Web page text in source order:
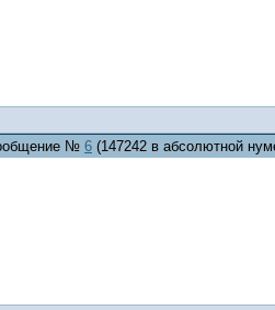
№ 6 (147242 в абсолютной